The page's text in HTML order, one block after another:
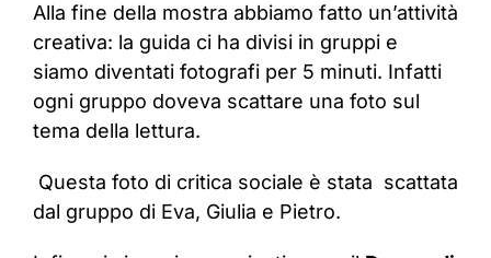
Alla fine della mostra abbiamo fatto un’attività
creativa: la guida ci ha divisi in gruppi e
siamo diventati fotografi per 5 minuti. Infatti
ogni gruppo doveva scattare una foto sul
tema della lettura.
Questa foto di critica sociale è stata scattata
dal gruppo di Eva, Giulia e Pietro.